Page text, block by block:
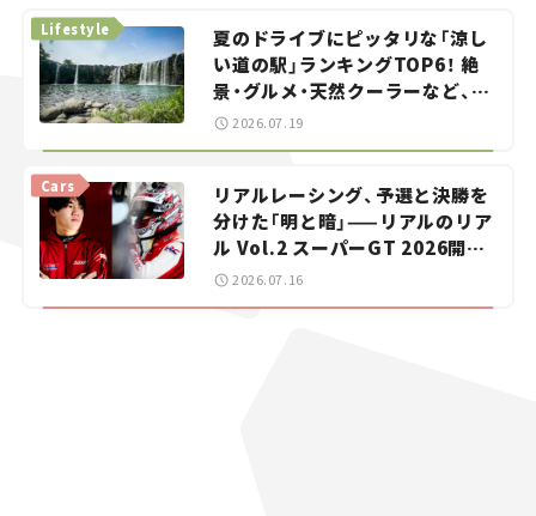
夏のドライブにピッタリな「涼し
い道の駅」ランキングTOP6！ 絶
景・グルメ・天然クーラーなど、避
暑におすすめのスポットを紹介
Lifestyle
2026.07.19
リアルレーシング、予選と決勝を
分けた「明と暗」——リアルのリア
ル Vol.2 スーパーGT 2026開幕
戦 岡山国際サーキット
Cars
2026.07.16